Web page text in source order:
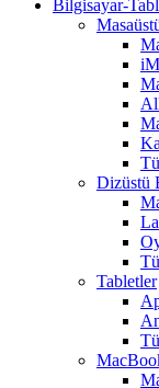
Bilgisayar-
Dizüstü
Tabletler